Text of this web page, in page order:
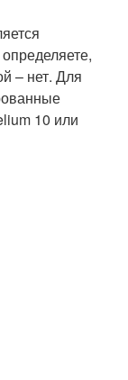
– нет. Для
10 или